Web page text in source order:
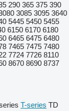
290 365 375 390
3085 3095 3640
5445 5450 5455
6150 6170 6180
6465 6475 6480
7465 7475 7480
7724 7726 8110
8670 8690 8737
T-series TD